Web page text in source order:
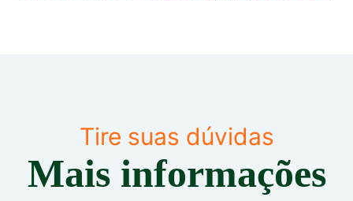
Tire suas dúvidas
Mais informações